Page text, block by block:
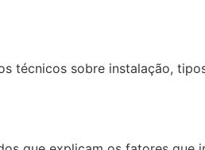
técnicos sobre instalação,